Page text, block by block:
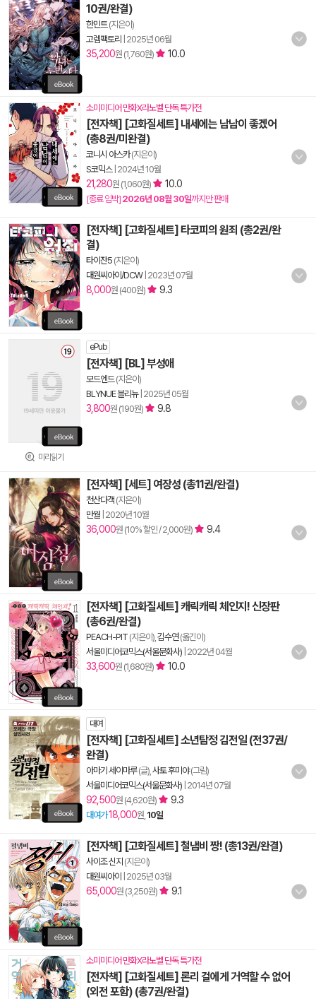
10권/완결)
한민트(지은이)
고렘팩토리
2025년 06월
35,200원 (1,760원) 10.0
소미미디어 만화X라노벨 단독 특가전
[전자책] [고화질세트] 내세에는 남남이 좋겠어
(총8권/미완결)
코니시 아스카(지은이)
S코믹스| 2024년 10월
21,280원 (1,060원) 10.0
[종료 임박] 2026년 08월 30일까지만 판매
[전자책] [고화질세트] 타코피의 원죄 (총2권/완
결)
타이잔5 (지은이)
대원씨아이/DCW| 2023년 07월
8,000원 (400원) 9.3
미리읽기
ePub
[전자책] [BL] 부성애
모드엔드(지은이)
BLYNUE 블리뉴| 2025년 05월
3,800원 (190원) 9.8
[전자책] [세트] 여장성 (총11권/완결)
천산다객 (지은이)
만월 2020년 10월
36,000원 (10% 할인 / 2,000원) 9.4
[전자책] [고화질세트] 캐릭캐릭 체인지! 신장판
(총6권/완결)
PEACH-PIT (지은이), 김수연(옮긴이)
서울미디어코믹스(서울문화사) 2022년 04월
33,600원 (1,680원) 10.0
대여
[전자책] [고화질세트] 소년탐정 김전일 (전37권/
완결)
아마기 세이마루(글), 사토 후미야(그림)
서울미디어코믹스(서울문화사) 2014년 07월
92,500원 (4,620원) 9.3
대여가18,000원, 10일
[전자책] [고화질세트] 철냄비 짱! (총13권/완결)
사이조 신지 (지은이)
대원씨아이
2025년 03월
65,000원 (3,250원) 9.1
소미미디어 만화X라노벨 단독 특가전
[전자책] [고화질세트] 론리 걸에게 거역할 수 없어
(외전 포함) (총7권/완결)